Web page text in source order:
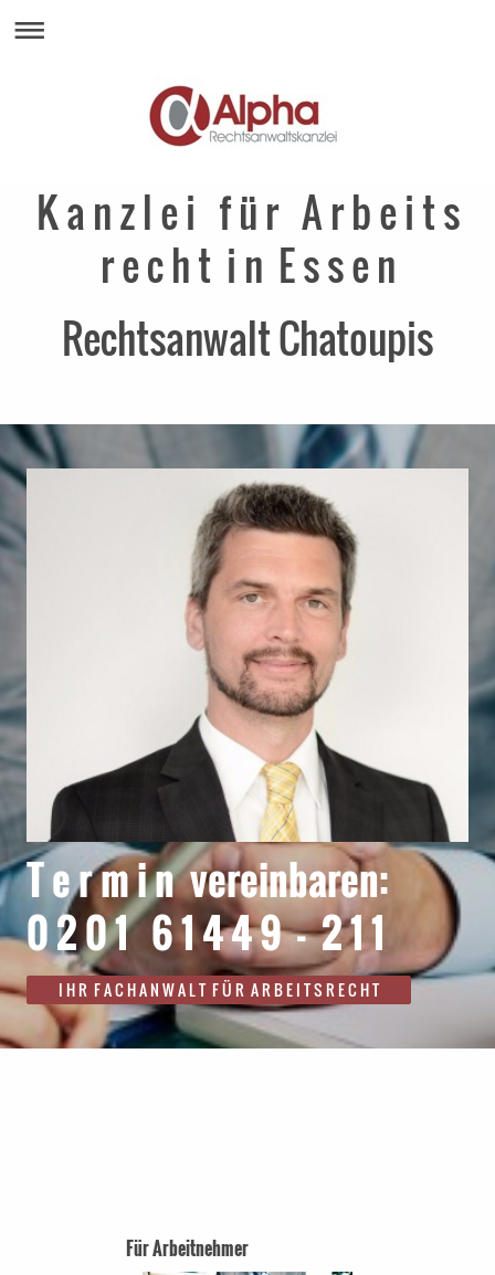
K a n z l e i f ü r A r b e i t s
r e c h t i n E s s e n
Rechtsanwalt Chatoupis
T e r m i n vereinbaren:
0 2 0 1 6 1 4 4 9 - 2 1 1
I H R F A C H A N W A L T F Ü R A R B E I T S R E C H T
Für Arbeitnehmer